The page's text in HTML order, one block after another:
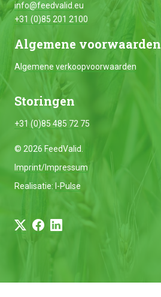
info@feedvalid.eu
+31 (0)85 201 2100
Algemene voorwaarden
Algemene verkoopvoorwaarden
Storingen
+31 (0)85 485 72 75
© 2026 FeedValid.
Imprint/Impressum
Realisatie: I-Pulse